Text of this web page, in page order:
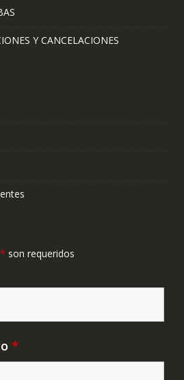
Y CANCELACIONES
* son requeridos
*